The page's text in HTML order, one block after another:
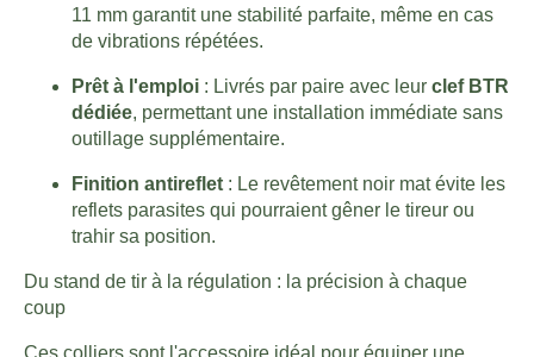
11 mm garantit une stabilité parfaite, même en cas
de vibrations répétées.
Prêt à l'emploi : Livrés par paire avec leur clef BTR
dédiée, permettant une installation immédiate sans
outillage supplémentaire.
Finition antireflet : Le revêtement noir mat évite les
reflets parasites qui pourraient gêner le tireur ou
trahir sa position.
Du stand de tir à la régulation : la précision à chaque
coup
Ces colliers sont l'accessoire idéal pour équiper une